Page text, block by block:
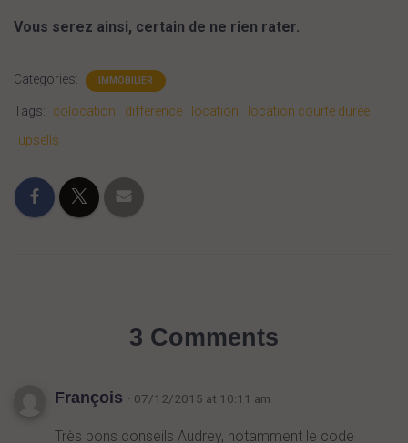
Vous serez ainsi, certain de ne rien rater.
Categories: IMMOBILIER
Tags: colocation différence location
location courte durée
upsells
3 Comments
François · 07/12/2015 at 10:11 am
Très bons conseils Audrey, notamment le code